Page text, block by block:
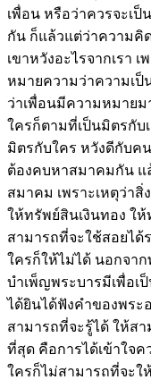
เพื่อน หรือว่าควรจะเ
กัน ก็แล้วแต่ว่าความคิ
เขาหวังอะไรจากเรา
หมายความว่าความเป็
ว่าเพื่อนมีความหมาย
ใครก็ตามที่เป็นมิตรกับเ
มิตรกับใคร หวังดีกับค
ต้องคบหาสมาคมกัน แ
สมาคม เพราะเหตุว่า
ให้ทรัพย์สินเงินทอง ให้
สามารถที่จะใช้สอยได้
ใครก็ให้ไม่ได้ นอกจา
บำเพ็ญพระบารมีเพื่อ
ได้ยินได้ฟังคำของพระ
สามารถที่จะรู้ได้ ให้ส
ที่สุด คือการได้เข้าใจค
ใครก็ไม่สามารถที่จะใ